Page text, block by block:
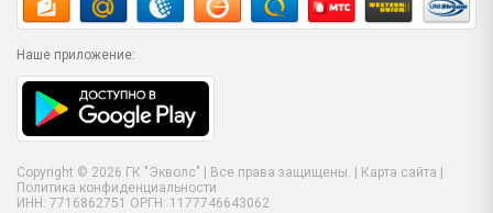
Наше приложение:
Copyright © 2026 ГК "Экволс" | Все права защищены. | Карта сайта
Политика конфиденциальности
ИНН: 7716862751 ОРГН: 1177746643062